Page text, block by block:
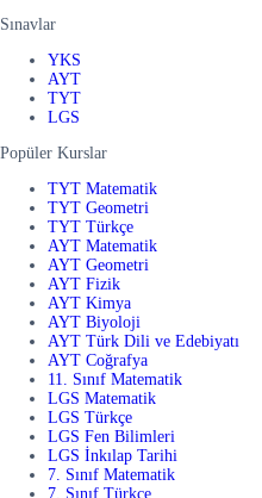
Sınavlar
YKS
AYT
TYT
LGS
Popüler Kurslar
TYT Matematik
TYT Geometri
TYT Türkçe
AYT Matematik
AYT Geometri
AYT Fizik
AYT Kimya
AYT Biyoloji
AYT Türk Dili ve Edebiyatı
AYT Coğrafya
11. Sınıf Matematik
LGS Matematik
LGS Türkçe
LGS Fen Bilimleri
LGS İnkılap Tarihi
7. Sınıf Matematik
7. Sınıf Türkçe